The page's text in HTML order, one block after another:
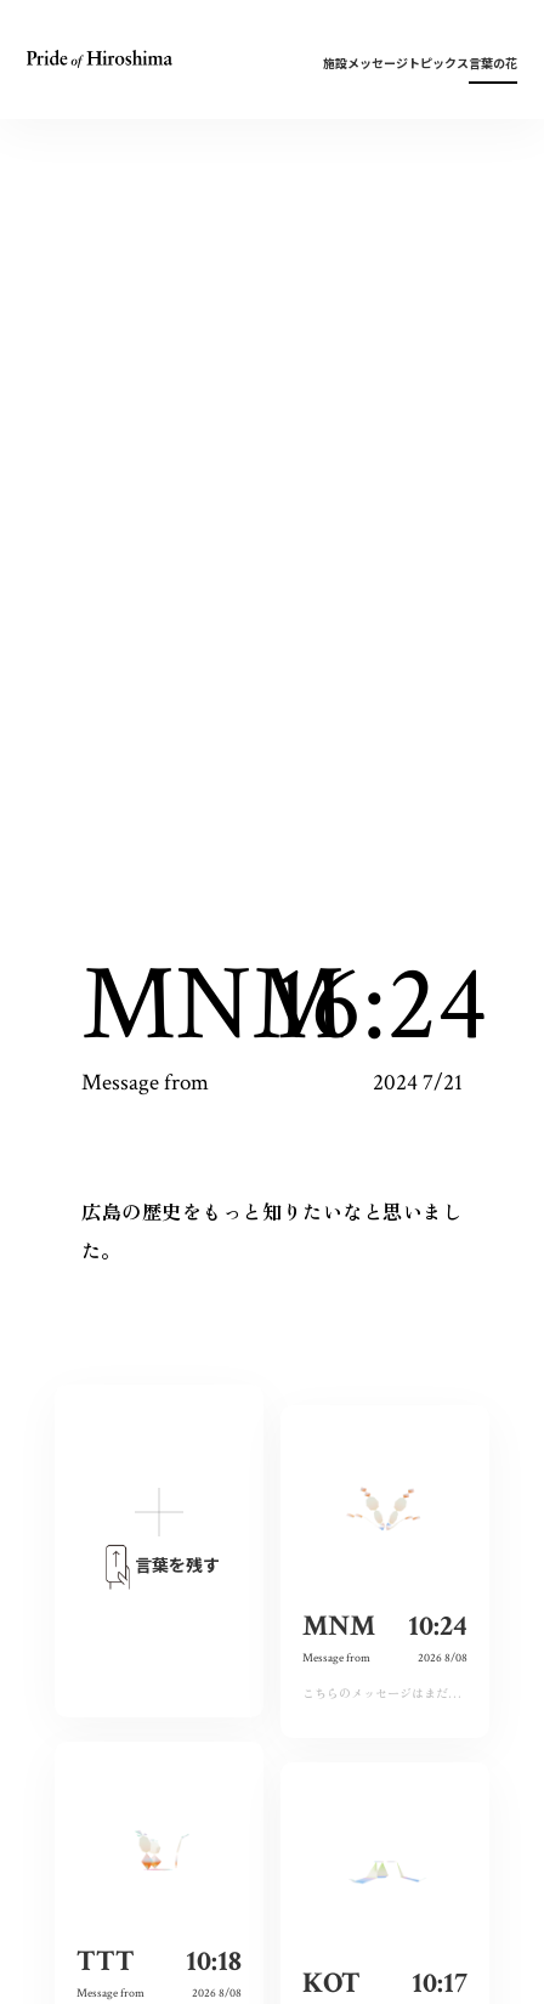
施設メッセージトピックス言葉の花
MNM16:24
Message from 2024 7/21
広島の歴史をもっと知りたいなと思いまし
た。
言葉を残す
MNM 10:24
Message from 2026 8/08
こちらのメッセージはまだ運営承認前となります。しばらくおまちください。
TTT 10:18
Message from 2026 8/08 KOT 10:17